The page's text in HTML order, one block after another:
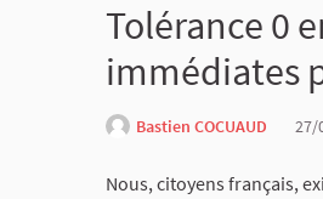
Tolérance 0
immédiates
Bastien COCUAUD 27/
Nous, citoyens français,